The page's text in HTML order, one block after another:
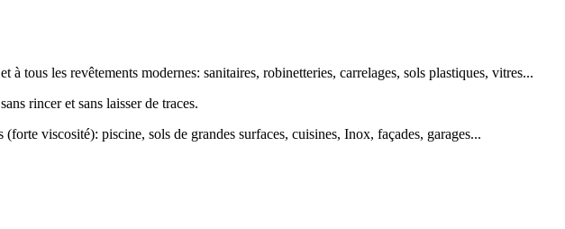
tous les revêtements modernes: sanitaires, robinetteries, carrelages, sols plastiques, vitres...
rincer et sans laisser de traces.
viscosité): piscine, sols de grandes surfaces, cuisines, Inox, façades, garages...